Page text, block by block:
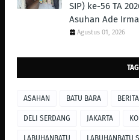
SIP) ke-56 TA
Asuhan Ade
Agustus 01, 2026
ASAHAN BATU BARA
DELI SERDANG JAKARTA